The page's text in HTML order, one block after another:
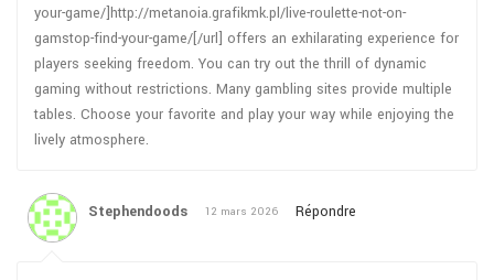
your-game/]http://metanoia.grafikmk.pl/live-roulette-not-on-
gamstop-find-your-game/[/url] offers an exhilarating experience for
players seeking freedom. You can try out the thrill of dynamic
gaming without restrictions. Many gambling sites provide multiple
tables. Choose your favorite and play your way while enjoying the
lively atmosphere.
Stephendoods 12 mars 2026 Répondre